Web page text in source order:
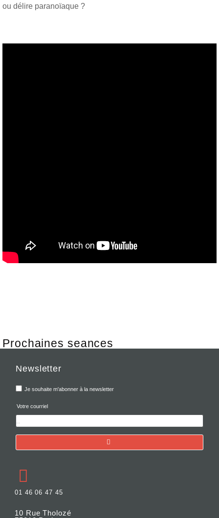
ou délire paranoïaque ?
Prochaines seances
Newsletter
Je souhaite m'abonner à la newsletter
Votre courriel
01 46 06 47 45
10 Rue Tholozé